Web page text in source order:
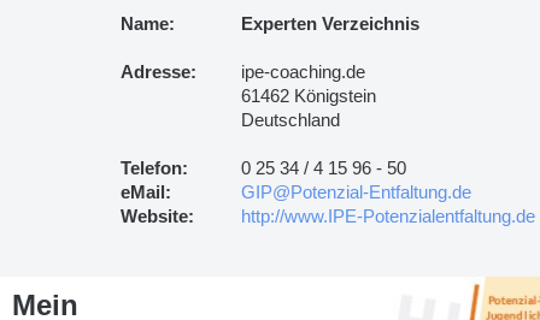
Name:
Adresse:
Telefon:
eMail:
Website:
Experten Verzeichnis
ipe-coaching.de
61462 Königstein
Deutschland
0 25 34 / 4 15 96 - 50
GIP@Potenzial-Entfaltung.de
http://www.IPE-Potenzialentfaltung.de
Mein